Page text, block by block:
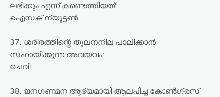
ലഭിക്കും എന്ന് കണ്ടെത്തിയത്:
ഐസക് ന്യൂട്ടൺ
37. ശരീരത്തിന്റെ തുലനനില പാലിക്കാൻ
സഹായിക്കുന്ന അവയവം:
ചെവി
38. ജനഗണമന ആദ്യമായി ആലപിച്ച കോൺഗ്രസ്